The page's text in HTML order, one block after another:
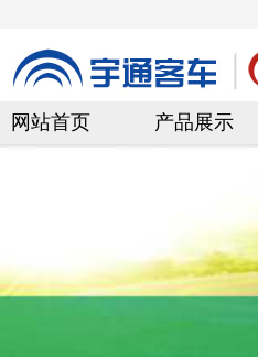
网站首页 产品展示